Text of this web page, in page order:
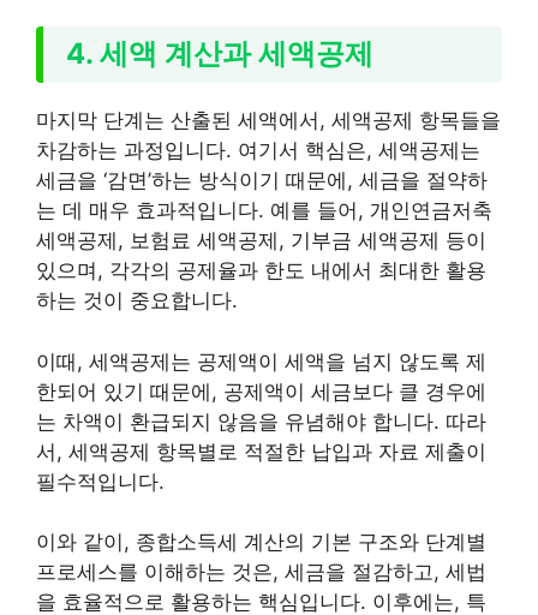
4. 세액 계산과 세액공제
마지막 단계는 산출된 세액에서, 세액공제 항목들을
차감하는 과정입니다. 여기서 핵심은, 세액공제는
세금을 ‘감면’하는 방식이기 때문에, 세금을 절약하
는 데 매우 효과적입니다. 예를 들어, 개인연금저축
세액공제, 보험료 세액공제, 기부금 세액공제 등이
있으며, 각각의 공제율과 한도 내에서 최대한 활용
하는 것이 중요합니다.
이때, 세액공제는 공제액이 세액을 넘지 않도록 제
한되어 있기 때문에, 공제액이 세금보다 클 경우에
는 차액이 환급되지 않음을 유념해야 합니다. 따라
서, 세액공제 항목별로 적절한 납입과 자료 제출이
필수적입니다.
이와 같이, 종합소득세 계산의 기본 구조와 단계별
프로세스를 이해하는 것은, 세금을 절감하고, 세법
을 효율적으로 활용하는 핵심입니다. 이후에는, 특